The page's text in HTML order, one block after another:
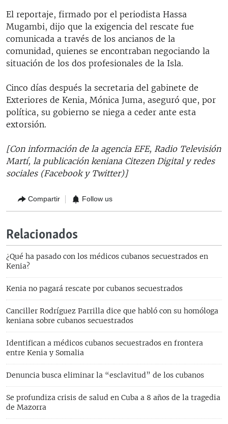
El reportaje, firmado por el periodista Hassa
Mugambi, dijo que la exigencia del rescate fue
comunicada a través de los ancianos de la
comunidad, quienes se encontraban negociando la
situación de los dos profesionales de la Isla.
Cinco días después la secretaria del gabinete de
Exteriores de Kenia, Mónica Juma, aseguró que, por
política, su gobierno se niega a ceder ante esta
extorsión.
[Con información de la agencia EFE, Radio Televisión
Martí, la publicación keniana Citezen Digital y redes
sociales (Facebook y Twitter)]
Compartir Follow us
Relacionados
¿Qué ha pasado con los médicos cubanos secuestrados en
Kenia?
Kenia no pagará rescate por cubanos secuestrados
Canciller Rodríguez Parrilla dice que habló con su homóloga
keniana sobre cubanos secuestrados
Identifican a médicos cubanos secuestrados en frontera
entre Kenia y Somalia
Denuncia busca eliminar la “esclavitud” de los cubanos
Se profundiza crisis de salud en Cuba a 8 años de la tragedia
de Mazorra